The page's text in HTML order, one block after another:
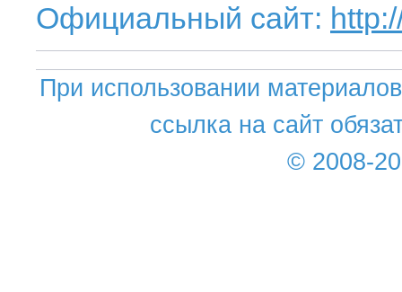
Официальный сайт:
При использовании
ссылка на сайт
© 2008-